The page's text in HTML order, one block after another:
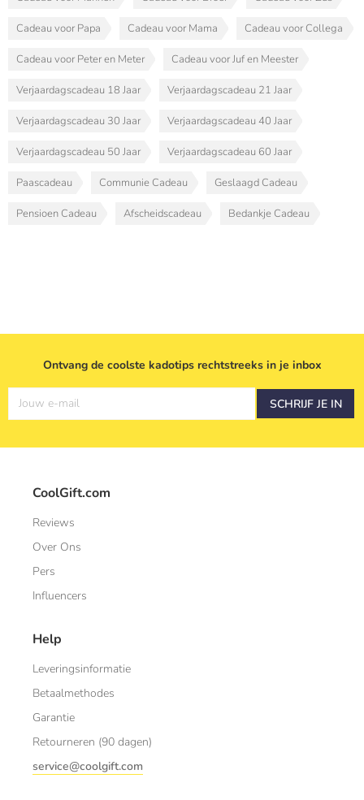
Cadeau voor Papa Cadeau voor Mama Cadeau voor Collega
Cadeau voor Peter en Meter Cadeau voor Juf en Meester
Verjaardagscadeau 18 Jaar Verjaardagscadeau 21 Jaar
Verjaardagscadeau 30 Jaar Verjaardagscadeau 40 Jaar
Verjaardagscadeau 50 Jaar Verjaardagscadeau 60 Jaar
Paascadeau Communie Cadeau Geslaagd Cadeau
Pensioen Cadeau Afscheidscadeau Bedankje Cadeau
Ontvang de coolste kadotips rechtstreeks in je inbox
Jouw e-mail SCHRIJF JE IN
CoolGift.com
Reviews
Over Ons
Pers
Influencers
Help
Leveringsinformatie
Betaalmethodes
Garantie
Retourneren (90 dagen)
service@coolgift.com